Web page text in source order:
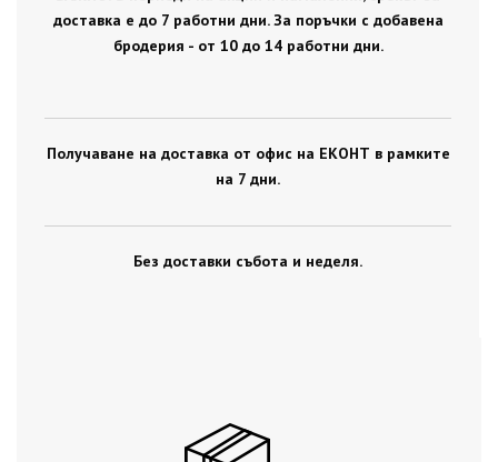
доставка е до 7 работни дни. За поръчки с добавена
бродерия - от 10 до 14 работни дни.
Получаване на доставка от офис на ЕКОНТ в рамките
на 7 дни.
Без доставки събота и неделя.